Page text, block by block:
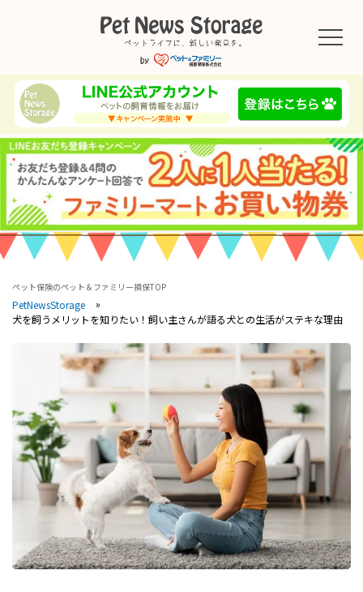
ペット保険のペット＆ファミリー損保TOP
PetNewsStorage
犬を飼うメリットを知りたい！飼い主さんが語る犬との生活がステキな理由